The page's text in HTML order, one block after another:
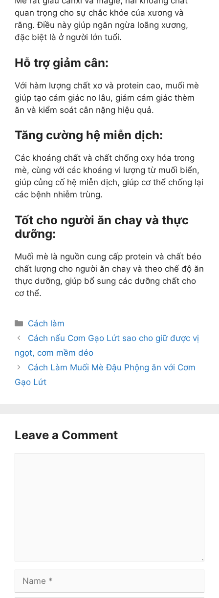
quan trọng cho sự chắc khỏe của xương và
răng. Điều này giúp ngăn ngừa loãng xương,
đặc biệt là ở người lớn tuổi.
Hỗ trợ giảm cân:
Với hàm lượng chất xơ và protein cao, muối mè
giúp tạo cảm giác no lâu, giảm cảm giác thèm
ăn và kiểm soát cân nặng hiệu quả.
Tăng cường hệ miễn dịch:
Các khoáng chất và chất chống oxy hóa trong
mè, cùng với các khoáng vi lượng từ muối biển,
giúp củng cố hệ miễn dịch, giúp cơ thể chống lại
các bệnh nhiễm trùng.
Tốt cho người ăn chay và thực
dưỡng:
Muối mè là nguồn cung cấp protein và chất béo
chất lượng cho người ăn chay và theo chế độ ăn
thực dưỡng, giúp bổ sung các dưỡng chất cho
cơ thể.
Categories
Cách làm
Cách nấu Cơm Gạo Lứt sao cho giữ được vị
ngọt, cơm mềm dẻo
Cách Làm Muối Mè Đậu Phộng ăn với Cơm
Gạo Lứt
Leave a Comment